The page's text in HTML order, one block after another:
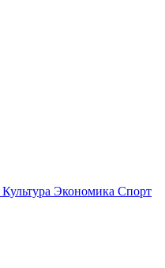
Культура Экономика Спорт